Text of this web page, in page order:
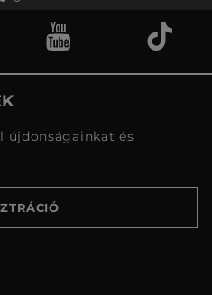
újdonságainkat és